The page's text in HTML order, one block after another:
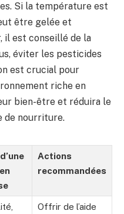
Si la température est
être gelée et
il est conseillé de la
éviter les pesticides
est crucial pour
riche en
bien-être et réduira le
de nourriture.
Actions
recommandées
Offrir de l’aide